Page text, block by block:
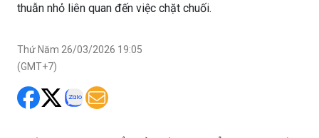
Thứ Năm 26/03/2026 19:05
Thông tin ban đầu từ Công an tỉnh Hưng Yên,